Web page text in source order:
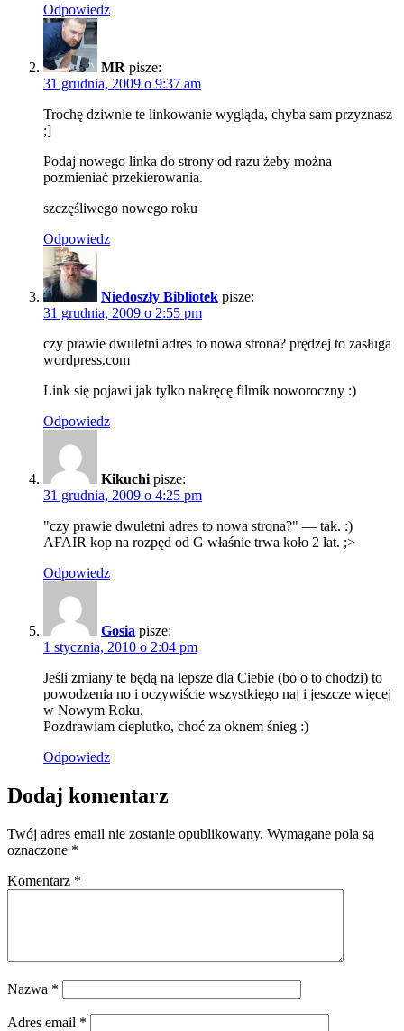
Odpowiedz
MR pisze:
31 grudnia, 2009 o 9:37 am
Trochę dziwnie te linkowanie wygląda, chyba sam przyznasz
;]
Podaj nowego linka do strony od razu żeby można
pozmieniać przekierowania.
szczęśliwego nowego roku
Odpowiedz
Niedoszły Bibliotek pisze:
31 grudnia, 2009 o 2:55 pm
czy prawie dwuletni adres to nowa strona? prędzej to zasługa
wordpress.com
Link się pojawi jak tylko nakręcę filmik noworoczny :)
Odpowiedz
Kikuchi pisze:
31 grudnia, 2009 o 4:25 pm
"czy prawie dwuletni adres to nowa strona?" — tak. :)
AFAIR kop na rozpęd od G właśnie trwa koło 2 lat. ;>
Odpowiedz
Gosia pisze:
1 stycznia, 2010 o 2:04 pm
Jeśli zmiany te będą na lepsze dla Ciebie (bo o to chodzi) to
powodzenia no i oczywiście wszystkiego naj i jeszcze więcej
w Nowym Roku.
Pozdrawiam cieplutko, choć za oknem śnieg :)
Odpowiedz
Dodaj komentarz
Twój adres email nie zostanie opublikowany. Wymagane pola są
oznaczone *
Komentarz *
Nazwa *
Adres email *